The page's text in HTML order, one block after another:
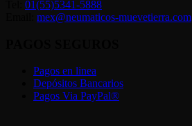
01(55)5341-5888
mex@neumaticos-muevetierra.com
Pagos en linea
Depósitos Bancarios
Pagos Via PayPal®